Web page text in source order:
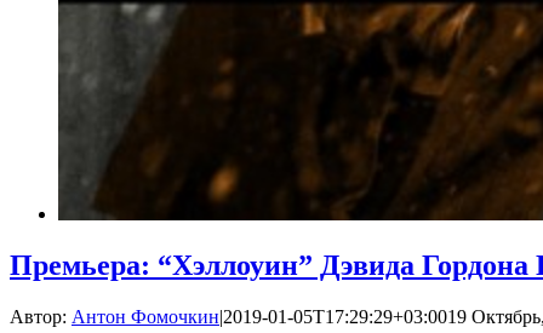
Премьера: “Хэллоуин” Дэвида Гордона
Автор: Антон Фомочкин|2019-01-05T17:29:29+03:0019